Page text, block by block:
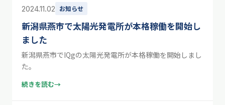
2024.11.02 お知らせ
新潟県燕市で太陽光発電所が本格稼働を開始し
ました
新潟県燕市でIQgの太陽光発電所が本格稼働を開始しまし
た。
続きを読む→